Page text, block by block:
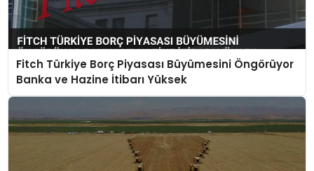
Fitch Türkiye Borç Piyasası Büyümesini Öngörüyor
Banka ve Hazine İtibarı Yüksek